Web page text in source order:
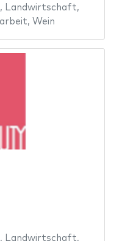
, Landwirtschaft,
, Wein
, Landwirtschaft,